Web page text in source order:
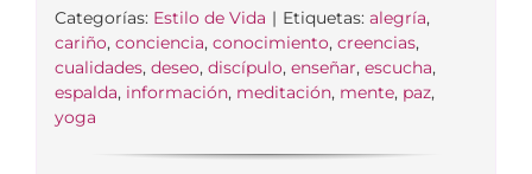
Categorías: Estilo de Vida | Etiquetas: alegría,
cariño, conciencia, conocimiento, creencias,
cualidades, deseo, discípulo, enseñar, escucha,
espalda, información, meditación, mente, paz,
yoga